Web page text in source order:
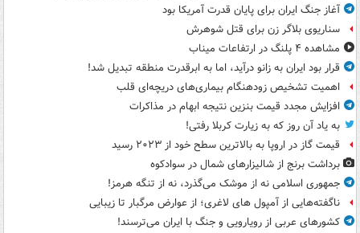
آغاز جنگ ایران برای پایان قدرت آمریکا بود
سناریوی بلاگر زن برای قتل شوهرش
مشاهده ۴ پلنگ در ارتفاعات میناب
قرار بود ایران به زانو درآید، اما به ابرقدرت منطقه تبدیل شد!
اهمیت تشخیص زودهنگام بیماری‌های دریچه‌ای قلب
افزایش مجدد قیمت بنزین نتیجه ابهام در مذاکرات
به یاد آن روز که به زیارت کربلا رفتی!
قیمت گاز در اروپا به بالاترین سطح خود از ۲۰۲۳ رسید
برداشت برنج از شالیزارهای شمال در سوادکوه
جمهوری اسلامی نه از موشک می‌گذرد، نه از تنگه هرمز!
ناگفته‌هایی از آمپول های لاغری؛ از عوارض مرگبار تا زیبایی
کشورهای عربی از رویارویی و جنگ با ایران می‌ترسند!